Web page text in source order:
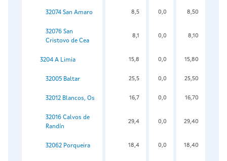
32074 San Amaro 8,5 0,0 8,50
32076 San
Cristovo de Cea
8,1 0,0 8,10
3204 A Limia 15,8 0,0 15,80
32005 Baltar 25,5 0,0 25,50
32012 Blancos, Os 16,7 0,0 16,70
32016 Calvos de
Randín
29,4 0,0 29,40
32062 Porqueira 18,4 0,0 18,40